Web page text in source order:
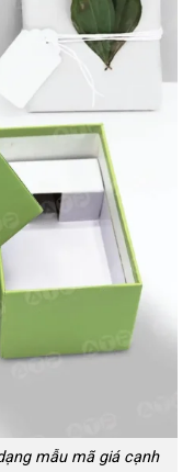
mẫu mã giá cạnh